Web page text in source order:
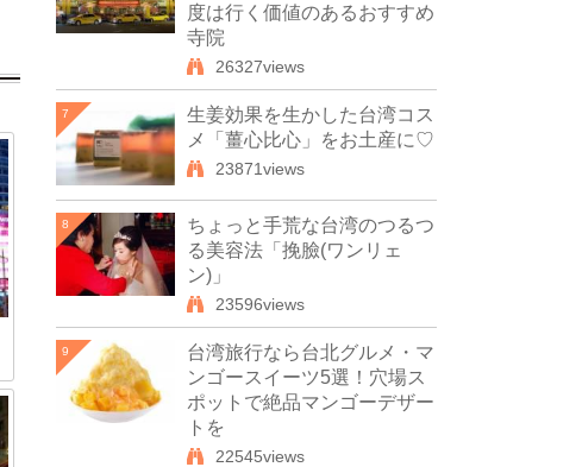
度は行く価値のあるおすすめ
寺院
26327views
7
生姜効果を生かした台湾コス
メ「薑心比心」をお土産に♡
23871views
8
ちょっと手荒な台湾のつるつ
る美容法「挽臉(ワンリェ
ン)」
23596views
9
台湾旅行なら台北グルメ・マ
ンゴースイーツ5選！穴場ス
ポットで絶品マンゴーデザー
トを
22545views